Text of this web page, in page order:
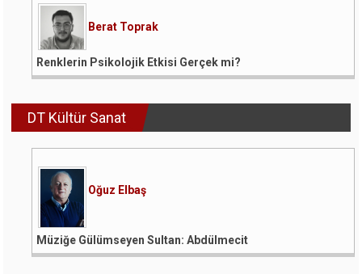
Berat Toprak
Renklerin Psikolojik Etkisi Gerçek mi?
DT Kültür Sanat
Oğuz Elbaş
Müziğe Gülümseyen Sultan: Abdülmecit